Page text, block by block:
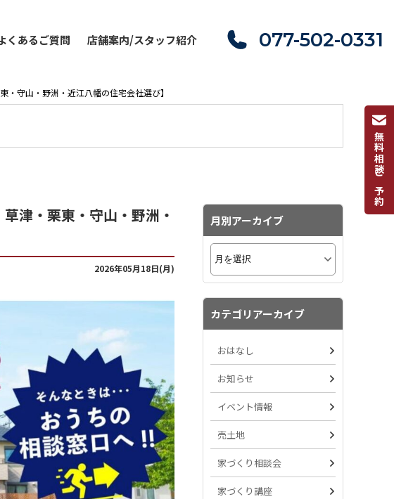
くあるご質問 店舗案内/スタッフ紹介 077-502-0331
無料相談ご予約
守山・野洲・近江八幡の住宅会社選び】
津・栗東・守山・野洲・
2026年05月18日(月)
月別アーカイブ
カテゴリアーカイブ
おはなし
お知らせ
イベント情報
売土地
家づくり相談会
家づくり講座